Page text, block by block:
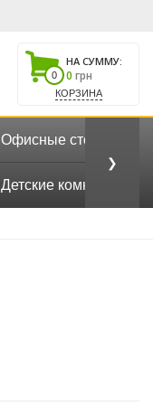
0
НА СУММУ:
0 грн
КОРЗИНА
Офисные столы
Детские комнаты
❯